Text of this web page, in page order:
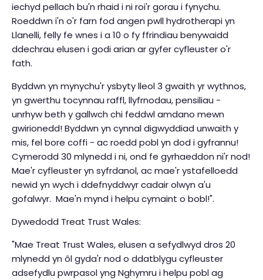
iechyd pellach bu'n rhaid i ni roi'r gorau i fynychu.
Roeddwn i'n o'r farn fod angen pwll hydrotherapi yn
Llanelli, felly fe wnes i a 10 o fy ffrindiau benywaidd
ddechrau elusen i godi arian ar gyfer cyfleuster o'r
fath.
Byddwn yn mynychu'r ysbyty lleol 3 gwaith yr wythnos,
yn gwerthu tocynnau raffl, llyfrnodau, pensiliau -
unrhyw beth y gallwch chi feddwl amdano mewn
gwirionedd! Byddwn yn cynnal digwyddiad unwaith y
mis, fel bore coffi - ac roedd pobl yn dod i gyfrannu!
Cymerodd 30 mlynedd i ni, ond fe gyrhaeddon ni'r nod!
Mae'r cyfleuster yn syfrdanol, ac mae'r ystafelloedd
newid yn wych i ddefnyddwyr cadair olwyn a'u
gofalwyr. Mae'n mynd i helpu cymaint o bobl!".
Dywedodd Treat Trust Wales:
"Mae Treat Trust Wales, elusen a sefydlwyd dros 20
mlynedd yn ôl gyda'r nod o ddatblygu cyfleuster
adsefydlu pwrpasol yng Nghymru i helpu pobl ag